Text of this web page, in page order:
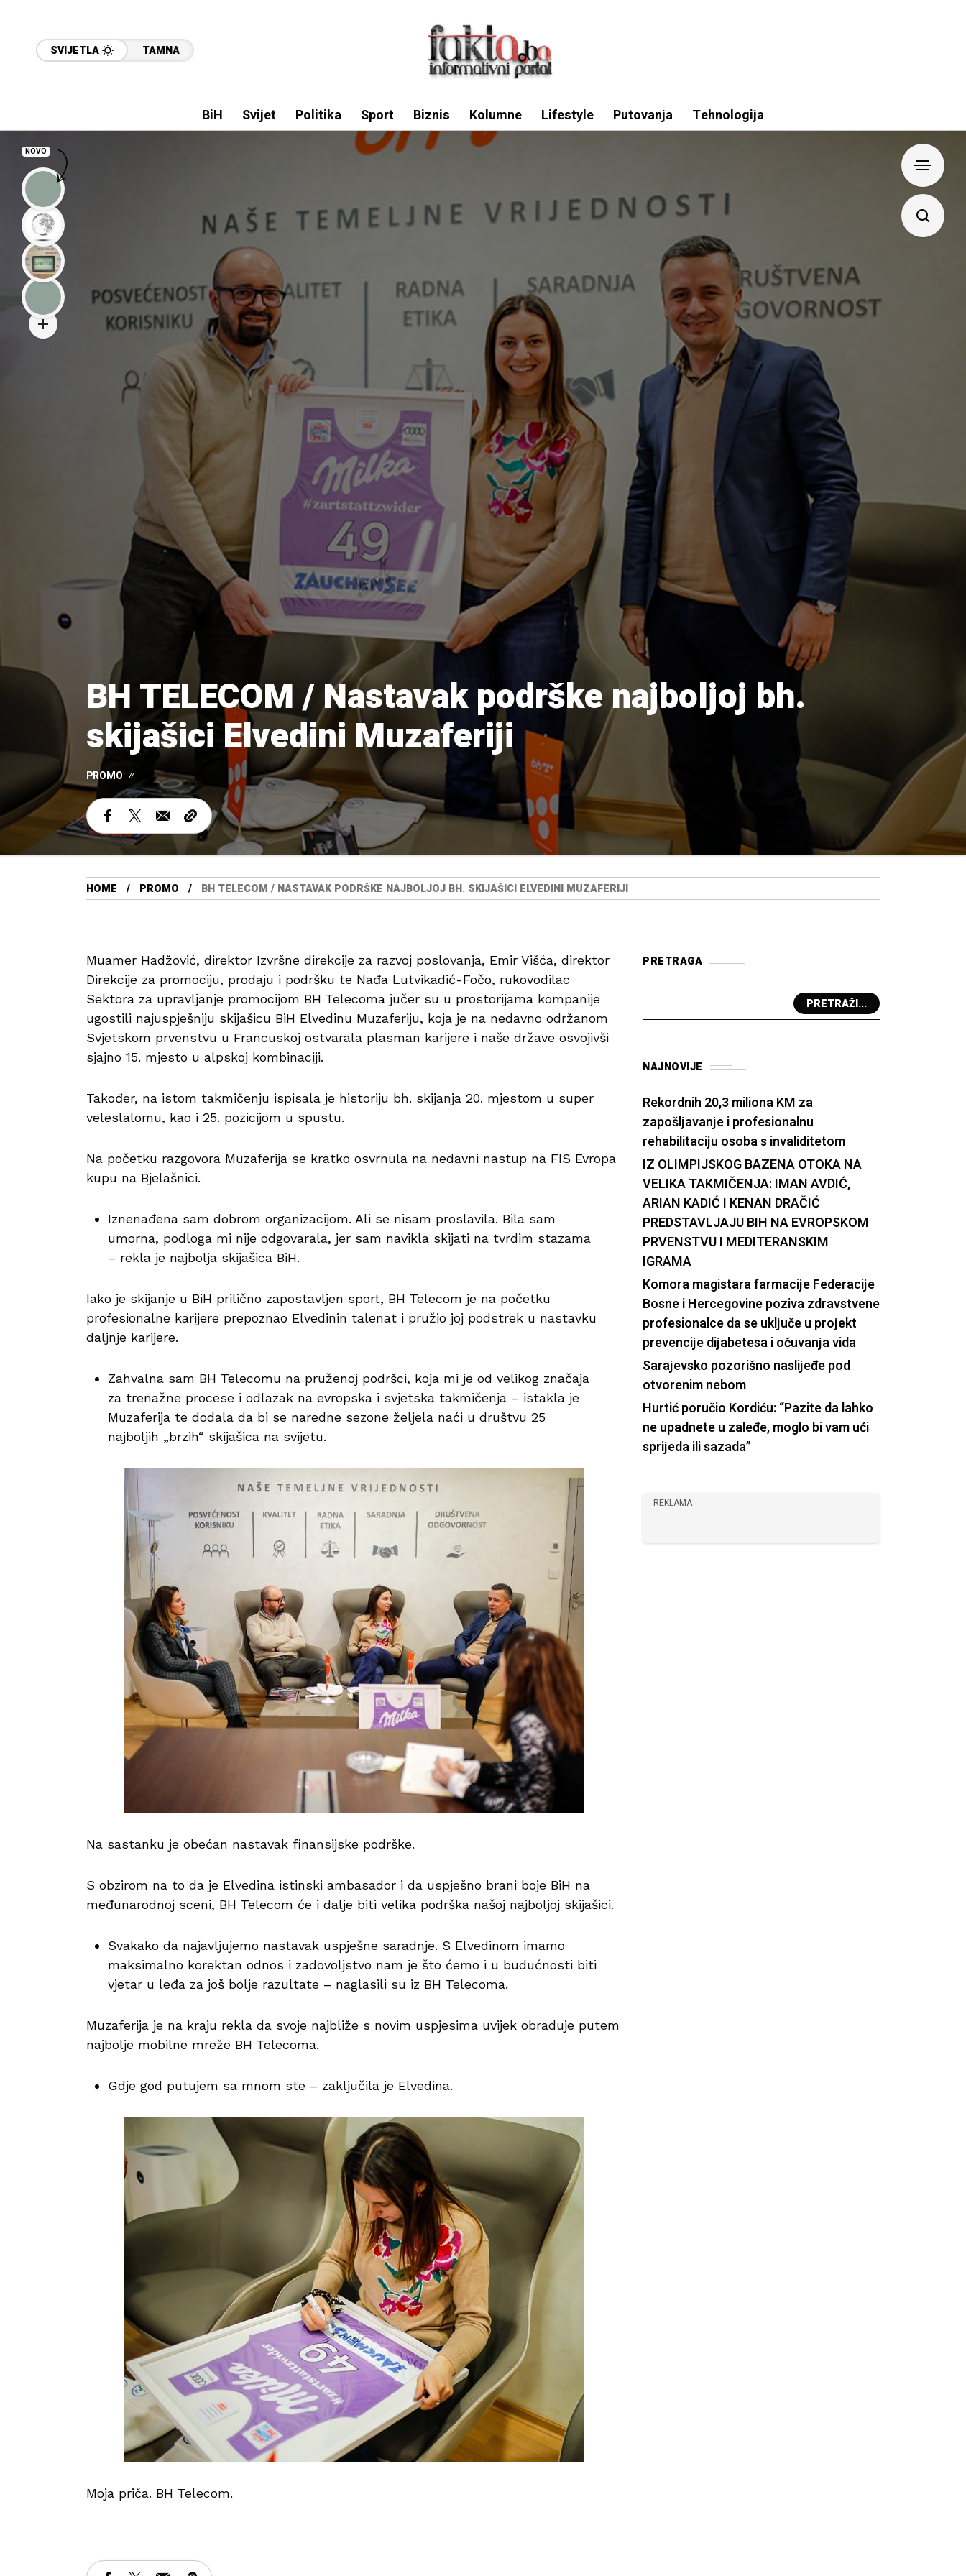
SVIJETLA TAMNA
BiH Svijet Politika Sport Biznis Kolumne Lifestyle Putovanja Tehnologija
BH TELECOM / Nastavak podrške najboljoj bh.
skijašici Elvedini Muzaferiji
PROMO
HOME PROMO BH TELECOM / NASTAVAK PODRŠKE NAJBOLJOJ BH. SKIJAŠICI ELVEDINI MUZAFERIJI
Muamer Hadžović, direktor Izvršne direkcije za razvoj poslovanja, Emir Višća, direktor
Direkcije za promociju, prodaju i podršku te Nađa Lutvikadić-Fočo, rukovodilac
Sektora za upravljanje promocijom BH Telecoma jučer su u prostorijama kompanije
ugostili najuspješniju skijašicu BiH Elvedinu Muzaferiju, koja je na nedavno održanom
Svjetskom prvenstvu u Francuskoj ostvarala plasman karijere i naše države osvojivši
sjajno 15. mjesto u alpskoj kombinaciji.
Također, na istom takmičenju ispisala je historiju bh. skijanja 20. mjestom u super
veleslalomu, kao i 25. pozicijom u spustu.
Na početku razgovora Muzaferija se kratko osvrnula na nedavni nastup na FIS Evropa
kupu na Bjelašnici.
Iznenađena sam dobrom organizacijom. Ali se nisam proslavila. Bila sam
umorna, podloga mi nije odgovarala, jer sam navikla skijati na tvrdim stazama
– rekla je najbolja skijašica BiH.
Iako je skijanje u BiH prilično zapostavljen sport, BH Telecom je na početku
profesionalne karijere prepoznao Elvedinin talenat i pružio joj podstrek u nastavku
daljnje karijere.
Zahvalna sam BH Telecomu na pruženoj podršci, koja mi je od velikog značaja
za trenažne procese i odlazak na evropska i svjetska takmičenja – istakla je
Muzaferija te dodala da bi se naredne sezone željela naći u društvu 25
najboljih „brzih“ skijašica na svijetu.
Na sastanku je obećan nastavak finansijske podrške.
S obzirom na to da je Elvedina istinski ambasador i da uspješno brani boje BiH na
međunarodnoj sceni, BH Telecom će i dalje biti velika podrška našoj najboljoj skijašici.
Svakako da najavljujemo nastavak uspješne saradnje. S Elvedinom imamo
maksimalno korektan odnos i zadovoljstvo nam je što ćemo i u budućnosti biti
vjetar u leđa za još bolje razultate – naglasili su iz BH Telecoma.
Muzaferija je na kraju rekla da svoje najbliže s novim uspjesima uvijek obraduje putem
najbolje mobilne mreže BH Telecoma.
Gdje god putujem sa mnom ste – zaključila je Elvedina.
Moja priča. BH Telecom.
PRETRAGA
PRETRAŽI...
NAJNOVIJE
Rekordnih 20,3 miliona KM za
zapošljavanje i profesionalnu
rehabilitaciju osoba s invaliditetom
IZ OLIMPIJSKOG BAZENA OTOKA NA
VELIKA TAKMIČENJA: IMAN AVDIĆ,
ARIAN KADIĆ I KENAN DRAČIĆ
PREDSTAVLJAJU BIH NA EVROPSKOM
PRVENSTVU I MEDITERANSKIM
IGRAMA
Komora magistara farmacije Federacije
Bosne i Hercegovine poziva zdravstvene
profesionalce da se uključe u projekt
prevencije dijabetesa i očuvanja vida
Sarajevsko pozorišno naslijeđe pod
otvorenim nebom
Hurtić poručio Kordiću: “Pazite da lahko
ne upadnete u zaleđe, moglo bi vam ući
sprijeda ili sazada”
REKLAMA
NOVO